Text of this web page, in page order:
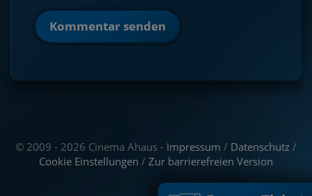
Kommentar senden
© 2009 - 2026 Cinema Ahaus - Impressum / Datenschutz /
Cookie Einstellungen / Zur barrierefreien Version